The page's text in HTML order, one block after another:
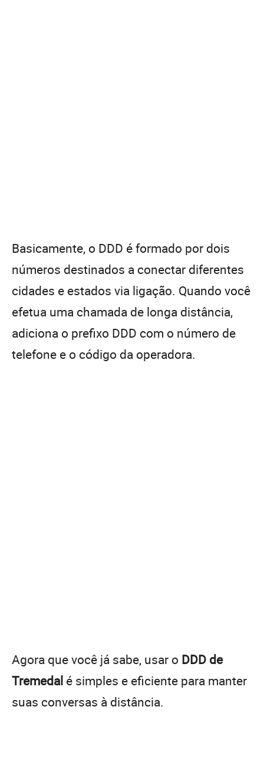
Basicamente, o DDD é formado por dois
números destinados a conectar diferentes
cidades e estados via ligação. Quando você
efetua uma chamada de longa distância,
adiciona o prefixo DDD com o número de
telefone e o código da operadora.
Agora que você já sabe, usar o DDD de
Tremedal é simples e eficiente para manter
suas conversas à distância.